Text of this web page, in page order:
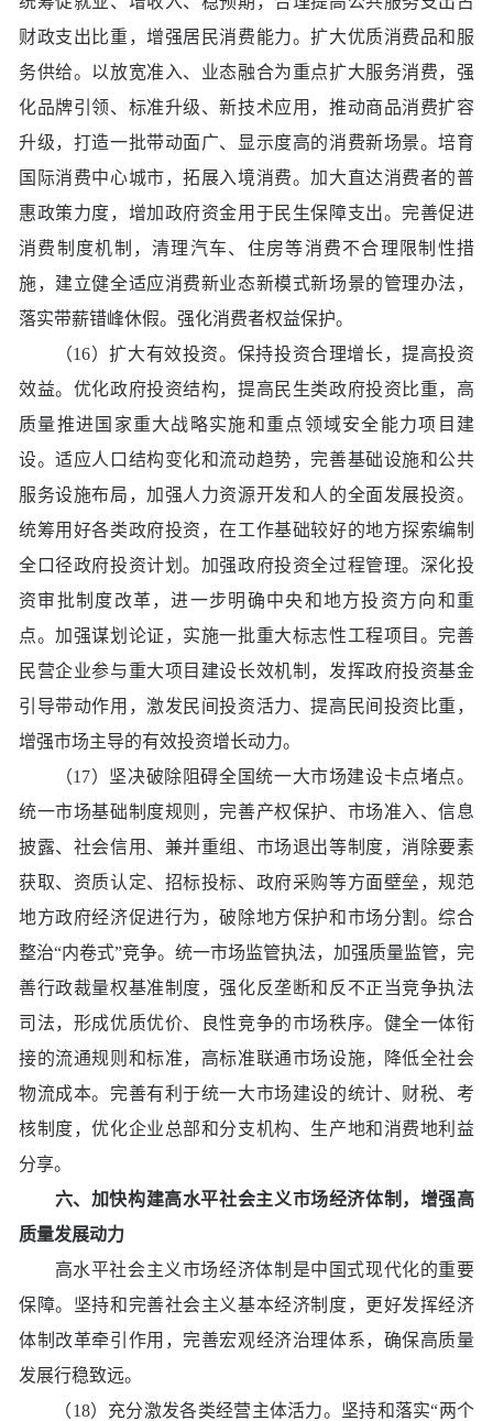
财政支出比重，增强居民消费能力。扩大优质消费品和服
务供给。以放宽准入、业态融合为重点扩大服务消费，强
化品牌引领、标准升级、新技术应用，推动商品消费扩容
升级，打造一批带动面广、显示度高的消费新场景。培育
国际消费中心城市，拓展入境消费。加大直达消费者的普
惠政策力度，增加政府资金用于民生保障支出。完善促进
消费制度机制，清理汽车、住房等消费不合理限制性措
施，建立健全适应消费新业态新模式新场景的管理办法，
落实带薪错峰休假。强化消费者权益保护。
（16）扩大有效投资。保持投资合理增长，提高投资
效益。优化政府投资结构，提高民生类政府投资比重，高
质量推进国家重大战略实施和重点领域安全能力项目建
设。适应人口结构变化和流动趋势，完善基础设施和公共
服务设施布局，加强人力资源开发和人的全面发展投资。
统筹用好各类政府投资，在工作基础较好的地方探索编制
全口径政府投资计划。加强政府投资全过程管理。深化投
资审批制度改革，进一步明确中央和地方投资方向和重
点。加强谋划论证，实施一批重大标志性工程项目。完善
民营企业参与重大项目建设长效机制，发挥政府投资基金
引导带动作用，激发民间投资活力、提高民间投资比重，
增强市场主导的有效投资增长动力。
（17）坚决破除阻碍全国统一大市场建设卡点堵点。
统一市场基础制度规则，完善产权保护、市场准入、信息
披露、社会信用、兼并重组、市场退出等制度，消除要素
获取、资质认定、招标投标、政府采购等方面壁垒，规范
地方政府经济促进行为，破除地方保护和市场分割。综合
整治“内卷式”竞争。统一市场监管执法，加强质量监管，完
善行政裁量权基准制度，强化反垄断和反不正当竞争执法
司法，形成优质优价、良性竞争的市场秩序。健全一体衔
接的流通规则和标准，高标准联通市场设施，降低全社会
物流成本。完善有利于统一大市场建设的统计、财税、考
核制度，优化企业总部和分支机构、生产地和消费地利益
分享。
六、加快构建高水平社会主义市场经济体制，增强高
质量发展动力
高水平社会主义市场经济体制是中国式现代化的重要
保障。坚持和完善社会主义基本经济制度，更好发挥经济
体制改革牵引作用，完善宏观经济治理体系，确保高质量
发展行稳致远。
（18）充分激发各类经营主体活力。坚持和落实“两个